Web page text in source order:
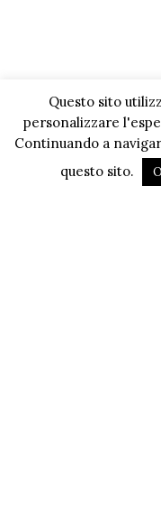
Questo sito
personalizzare
Continuando a
questo sito.